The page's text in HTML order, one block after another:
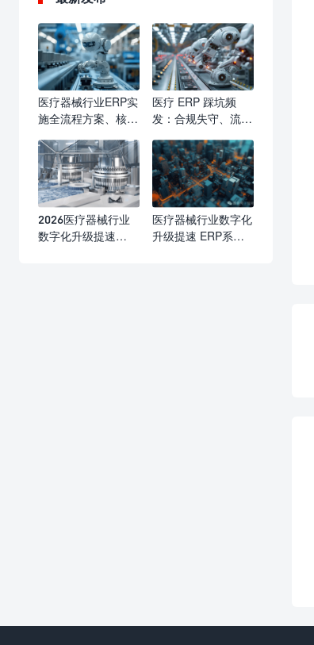
医疗器械行业ERP实
施全流程方案、核心
医疗 ERP 踩坑频
发：合规失守、流程
业亟需标准化选型与
实施防线
2026医疗器械行业
数字化升级提速
医疗器械行业数字化
升级提速 ERP系统